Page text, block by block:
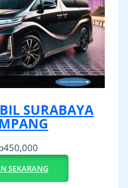
SURABAYA
450,000
SEKARANG